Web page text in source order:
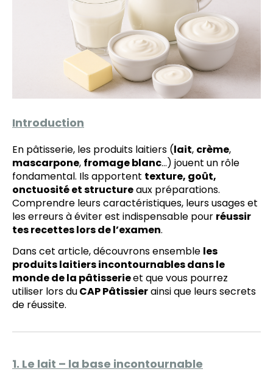
Introduction
En pâtisserie, les produits laitiers (lait, crème,
mascarpone, fromage blanc…) jouent un rôle
fondamental. Ils apportent texture, goût,
onctuosité et structureaux préparations.
Comprendre leurs caractéristiques, leurs usages et
les erreurs à éviter est indispensable pour réussir
tes recettes lors de l’examen.
Dans cet article, découvrons ensemble les
produits laitiers incontournables dans le
monde de la pâtisserieet que vous pourrez
utiliser lors duCAP Pâtissierainsi que leurs secrets
de réussite.
1. Le lait – la base incontournable